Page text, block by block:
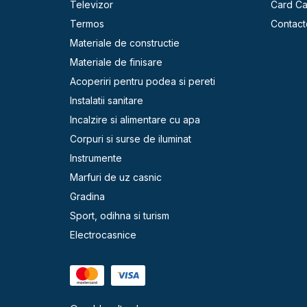
Televizor
Termos
Materiale de constructie
Materiale de finisare
Acoperiri pentru podea si pereti
Instalatii sanitare
Incalzire si alimentare cu apa
Corpuri si surse de iluminat
Instrumente
Marfuri de uz casnic
Gradina
Sport, odihna si turism
Electrocasnice
Card